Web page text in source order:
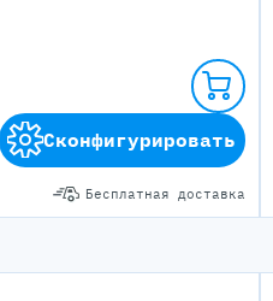
Бесплатная доставка
Сконфигурировать